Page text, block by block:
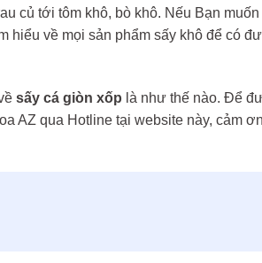
củ tới tôm khô, bò khô. Nếu Bạn muốn
hiểu về mọi sản phẩm sấy khô để có
sấy cá giòn xốp là như thế nào. Để
AZ qua Hotline tại website này, cảm ơn